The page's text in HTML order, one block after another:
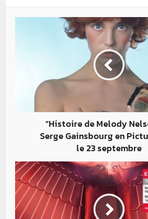
“Histoire de Melody
Serge Gainsbourg en
le 23 septembre